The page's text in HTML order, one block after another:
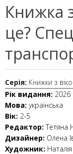
Книжка
це?
Серія: Книжки з
Рік видання: 2026
Мова: українська
Вік: 2-5
Редактор:Тетяна
Дизайнер: Олена
Художник: